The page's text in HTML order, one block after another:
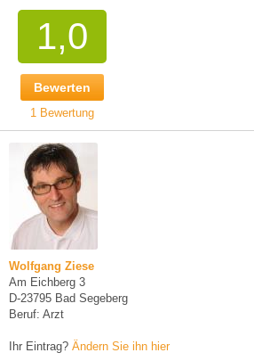
1,0
Bewerten
1 Bewertung
Wolfgang Ziese
Am Eichberg 3
D-23795 Bad Segeberg
Beruf: Arzt
Ihr Eintrag? Ändern Sie ihn hier